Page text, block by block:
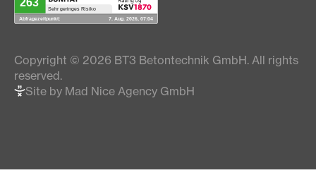
Copyright © 2026 BT3 Betontechnik GmbH. All rights
reserved.
Site by Mad Nice Agency GmbH